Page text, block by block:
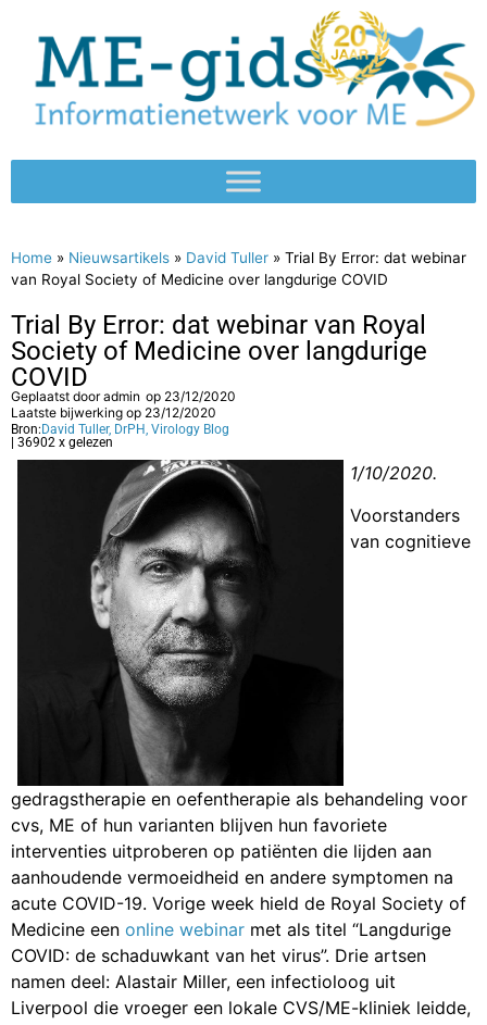
Home » Nieuwsartikels » David Tuller » Trial By Error: dat webinar
van Royal Society of Medicine over langdurige COVID
Trial By Error: dat webinar van Royal
Society of Medicine over langdurige
COVID
Geplaatst dooradmin op 23/12/2020
Laatste bijwerking op 23/12/2020
Bron: David Tuller, DrPH, Virology Blog
| 36902 x gelezen
1/10/2020.
Voorstanders
van cognitieve
gedragstherapie en oefentherapie als behandeling voor
cvs, ME of hun varianten blijven hun favoriete
interventies uitproberen op patiënten die lijden aan
aanhoudende vermoeidheid en andere symptomen na
acute COVID-19. Vorige week hield de Royal Society of
Medicine een online webinar met als titel “Langdurige
COVID: de schaduwkant van het virus”. Drie artsen
namen deel: Alastair Miller, een infectioloog uit
Liverpool die vroeger een lokale CVS/ME-kliniek leidde,